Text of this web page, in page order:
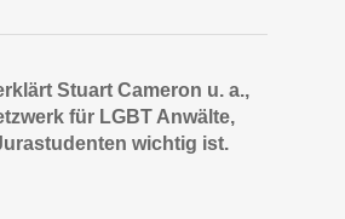
Stuart Cameron u. a.,
für LGBT Anwälte,
wichtig ist.